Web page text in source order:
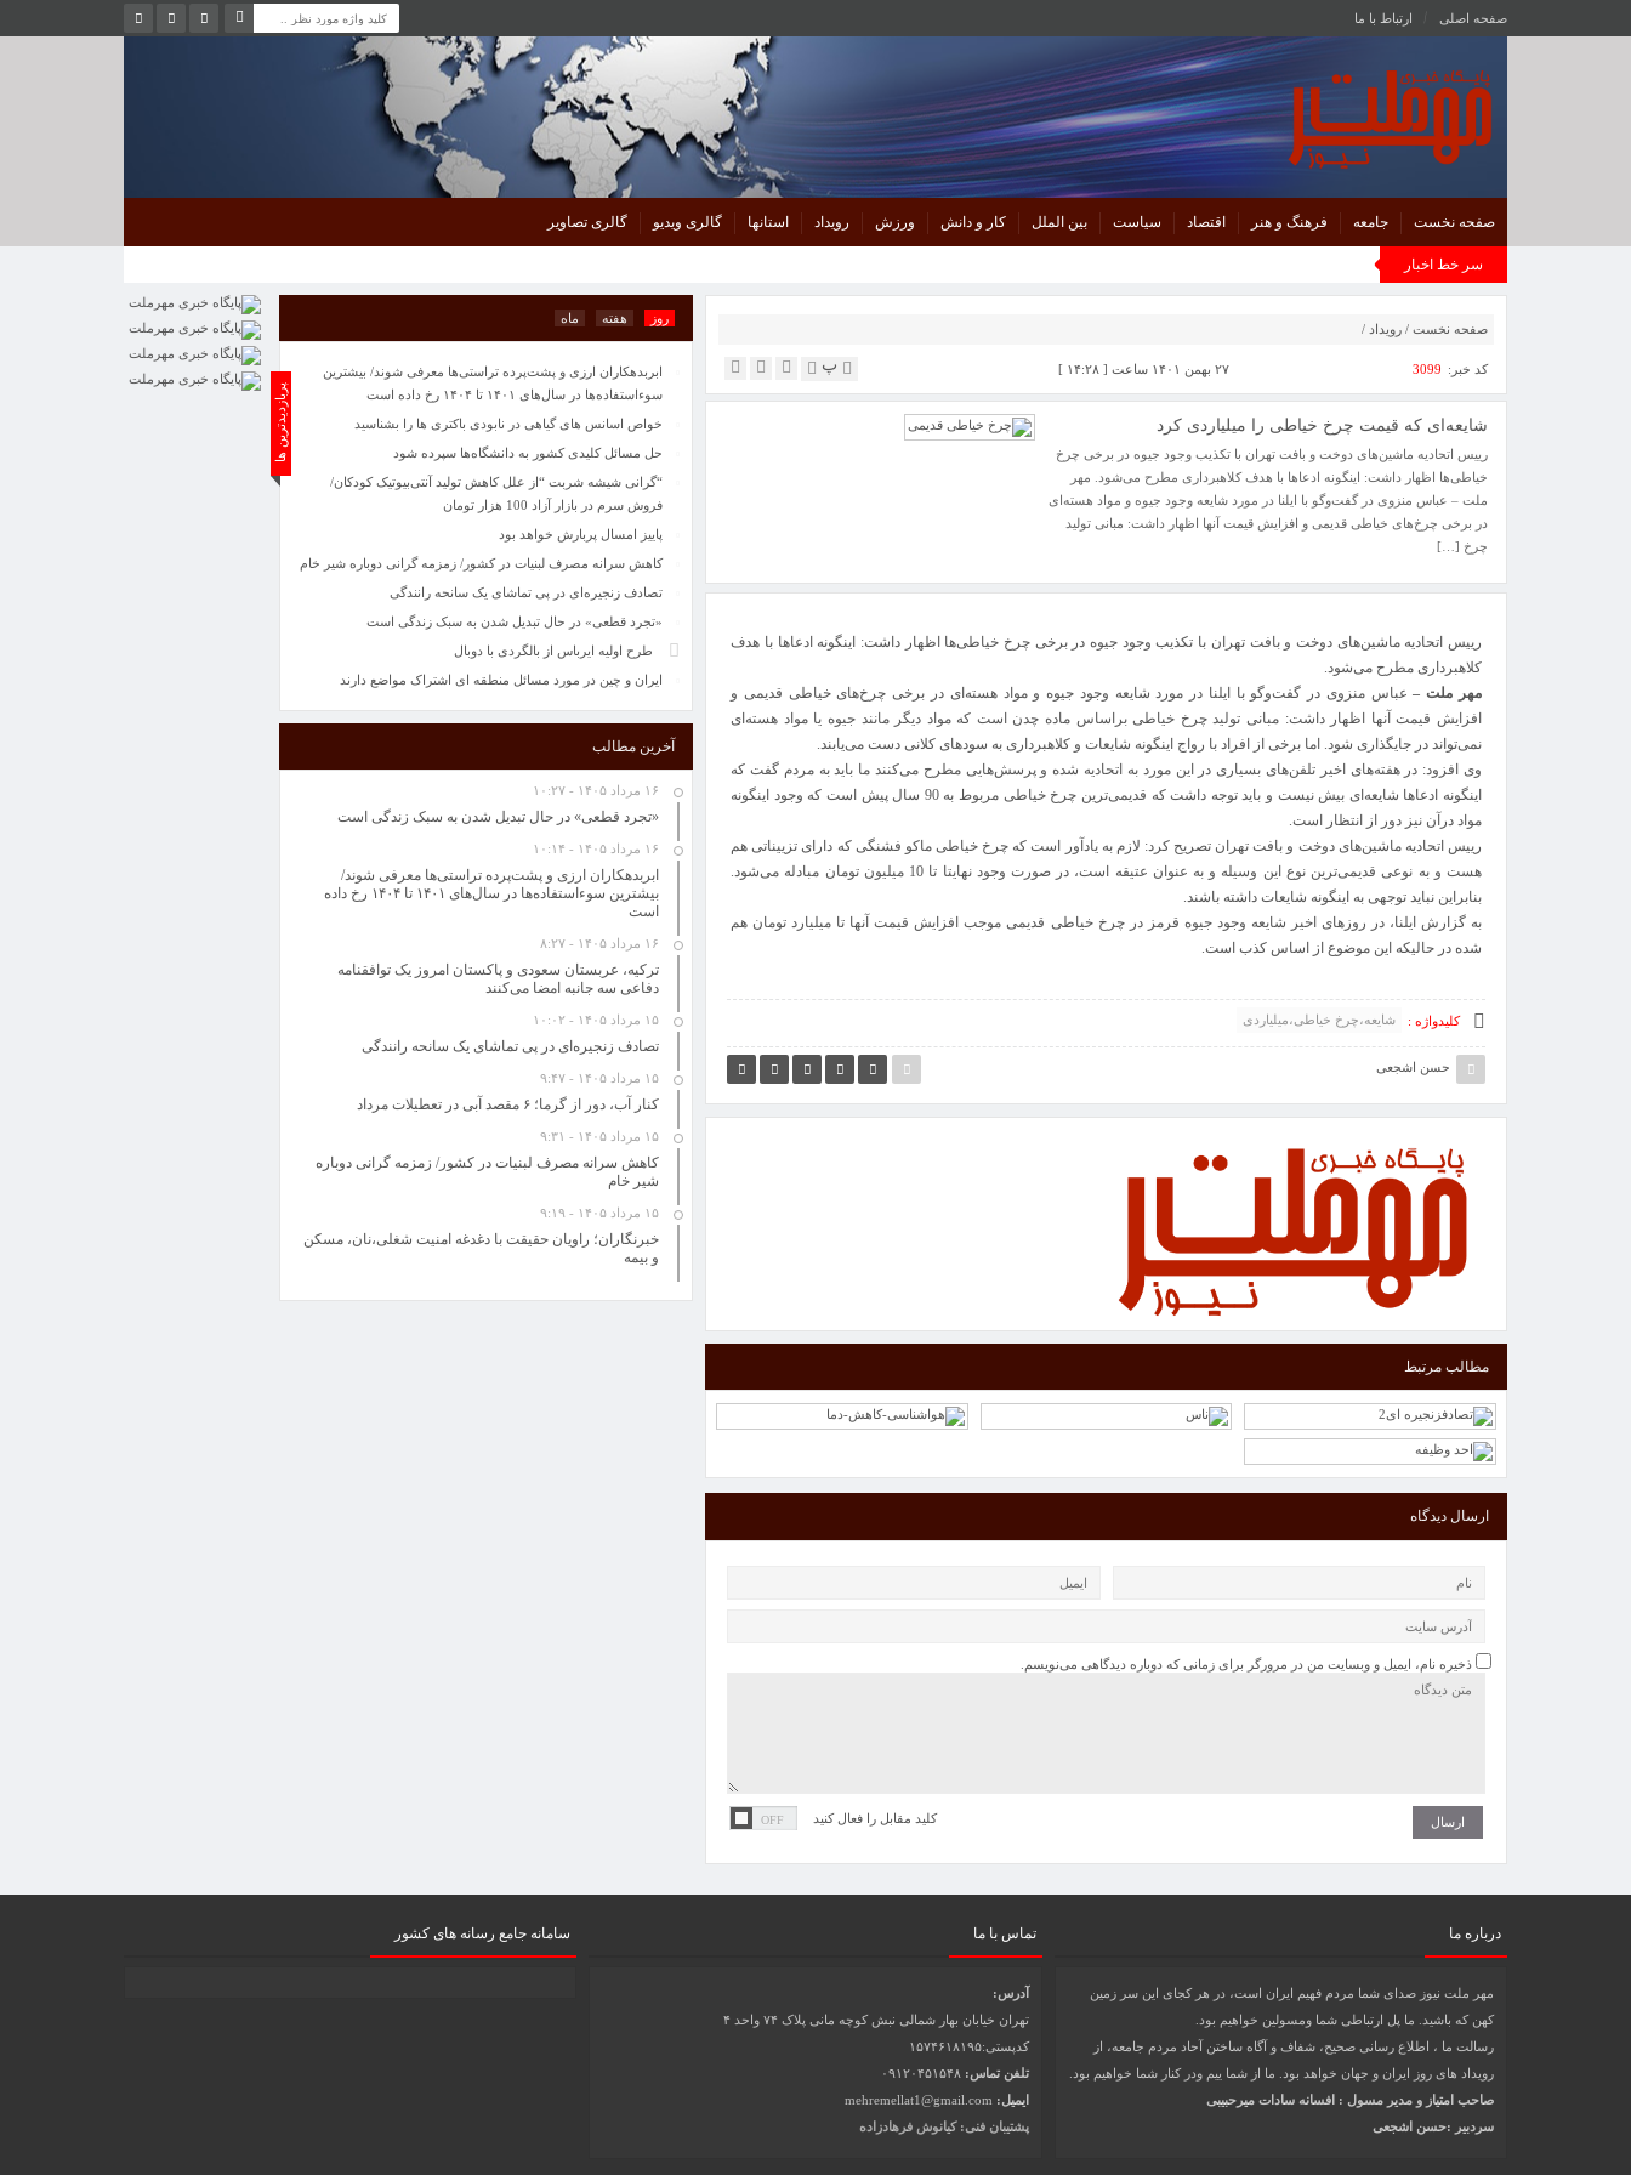
صفحه اصلی ارتباط با ما
صفحه نخست جامعه فرهنگ و هنر اقتصاد سیاست بین الملل کار و دانش ورزش رویداد استانها گالری ویدیو گالری تصاویر
سر خط اخبار
صفحه نخست / رویداد /
کد خبر: 3099 ۲۷ بهمن ۱۴۰۱ ساعت [ ۱۴:۲۸ ] پ
شایعه‌ای که قیمت چرخ خیاطی‌ را میلیاردی کرد
رییس اتحادیه ماشین‌های دوخت و بافت تهران با تکذیب وجود جیوه در برخی چرخ
خیاطی‌ها اظهار داشت: اینگونه ادعاها با هدف کلاهبرداری مطرح می‌شود. مهر
ملت – عباس منزوی در گفت‌وگو با ایلنا در مورد شایعه وجود جیوه و مواد هسته‌ای
در برخی چرخ‌های خیاطی قدیمی و افزایش قیمت آنها اظهار داشت: مبانی تولید
چرخ […]
رییس اتحادیه ماشین‌های دوخت و بافت تهران با تکذیب وجود جیوه در برخی چرخ خیاطی‌ها اظهار داشت: اینگونه ادعاها با هدف
کلاهبرداری مطرح می‌شود.
مهر ملت –عباس منزوی در گفت‌وگو با ایلنا در مورد شایعه وجود جیوه و مواد هسته‌ای در برخی چرخ‌های خیاطی قدیمی و
افزایش قیمت آنها اظهار داشت: مبانی تولید چرخ خیاطی براساس ماده چدن است که مواد دیگر مانند جیوه یا مواد هسته‌ای
نمی‌تواند در جایگذاری شود. اما برخی از افراد با رواج اینگونه شایعات و کلاهبرداری به سودهای کلانی دست می‌یابند.
وی افزود: در هفته‌های اخیر تلفن‌های بسیاری در این مورد به اتحادیه شده و پرسش‌هایی مطرح می‌کنند ما باید به مردم گفت که
اینگونه ادعاها شایعه‌ای بیش نیست و باید توجه داشت که قدیمی‌ترین چرخ خیاطی مربوط به 90 سال پیش است که وجود اینگونه
مواد درآن نیز دور از انتظار است.
رییس اتحادیه ماشین‌های دوخت و بافت تهران تصریح کرد: لازم به یادآور است که چرخ خیاطی ماکو فشنگی که دارای تزییناتی هم
هست و به نوعی قدیمی‌ترین نوع این وسیله و به عنوان عتیقه است، در صورت وجود نهایتا تا 10 میلیون تومان مبادله می‌شود.
بنابراین نباید توجهی به اینگونه شایعات داشته باشند.
به گزارش ایلنا، در روزهای اخیر شایعه وجود جیوه قرمز در چرخ خیاطی قدیمی موجب افزایش قیمت آنها تا میلیارد تومان هم
شده در حالیکه این موضوع از اساس کذب است.
کلیدواژه : شایعه،چرخ خیاطی،میلیاردی
حسن اشجعی
مطالب مرتبط
ارسال دیدگاه
ذخیره نام، ایمیل و وبسایت من در مرورگر برای زمانی که دوباره دیدگاهی می‌نویسم.
کلید مقابل را فعال کنید
روز هفته ماه
پربازدیدترین ها
ابربدهکاران ارزی و پشت‌پرده تراستی‌ها معرفی شوند/ بیشترین
سوءاستفاده‌ها در سال‌های ۱۴۰۱ تا ۱۴۰۴ رخ داده است
خواص اسانس های گیاهی در نابودی باکتری ها را بشناسید
حل مسائل کلیدی کشور به دانشگاه‌ها سپرده شود
“گرانی شیشه شربت “از علل کاهش تولید آنتی‌بیوتیک کودکان/
فروش سرم در بازار آزاد 100 هزار تومان
پاییز امسال پربارش خواهد بود
کاهش سرانه مصرف لبنیات در کشور/ زمزمه گرانی دوباره شیر خام
تصادف زنجیره‌ای در پی تماشای یک سانحه رانندگی
«تجرد قطعی» در حال تبدیل شدن به سبک زندگی است
طرح اولیه ایرباس از بالگردی با دوبال
ایران و چین در مورد مسائل منطقه ای اشتراک مواضع دارند
آخرین مطالب
۱۶ مرداد ۱۴۰۵ - ۱۰:۲۷
«تجرد قطعی» در حال تبدیل شدن به سبک زندگی است
۱۶ مرداد ۱۴۰۵ - ۱۰:۱۴
ابربدهکاران ارزی و پشت‌پرده تراستی‌ها معرفی شوند/
بیشترین سوءاستفاده‌ها در سال‌های ۱۴۰۱ تا ۱۴۰۴ رخ داده
است
۱۶ مرداد ۱۴۰۵ - ۸:۲۷
ترکیه، عربستان سعودی و پاکستان امروز یک توافقنامه
دفاعی سه جانبه امضا می‌کنند
۱۵ مرداد ۱۴۰۵ - ۱۰:۰۲
تصادف زنجیره‌ای در پی تماشای یک سانحه رانندگی
۱۵ مرداد ۱۴۰۵ - ۹:۴۷
کنار آب، دور از گرما؛ ۶ مقصد آبی در تعطیلات مرداد
۱۵ مرداد ۱۴۰۵ - ۹:۳۱
کاهش سرانه مصرف لبنیات در کشور/ زمزمه گرانی دوباره
شیر خام
۱۵ مرداد ۱۴۰۵ - ۹:۱۹
خبرنگاران؛ راویان حقیقت با دغدغه امنیت شغلی،نان، مسکن
و بیمه
درباره ما
مهر ملت نیوز صدای شما مردم فهیم ایران است، در هر کجای این سر زمین
کهن که باشید. ما پل ارتباطی شما ومسولین خواهیم بود.
رسالت ما ، اطلاع رسانی صحیح، شفاف و آگاه ساختن آحاد مردم جامعه، از
رویداد های روز ایران و جهان خواهد بود. ما از شما ییم ودر کنار شما خواهیم بود.
صاحب امتیاز و مدیر مسول : افسانه سادات میرحبیبی
سردبیر :حسن اشجعی
تماس با ما
آدرس:
تهران خیابان بهار شمالی نبش کوچه مانی پلاک ۷۴ واحد ۴
کدپستی:۱۵۷۴۶۱۸۱۹۵
تلفن تماس: ۰۹۱۲۰۴۵۱۵۴۸
ایمیل: mehremellat1@gmail.com
پشتیبان فنی: کیانوش فرهادزاده
سامانه جامع رسانه های کشور